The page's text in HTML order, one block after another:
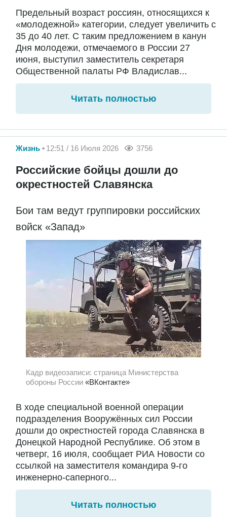
Предельный возраст россиян, относящихся к
«молодежной» категории, следует увеличить с
35 до 40 лет. С таким предложением в канун
Дня молодежи, отмечаемого в России 27
июня, выступил заместитель секретаря
Общественной палаты РФ Владислав...
Читать полностью
Жизнь 12:51 / 16 Июля 2026 3756
Российские бойцы дошли до
окрестностей Славянска
Бои там ведут группировки российских
войск «Запад»
Кадр видеозаписи: страница Министерства
обороны России «ВКонтакте»
В ходе специальной военной операции
подразделения Вооружённых сил России
дошли до окрестностей города Славянска в
Донецкой Народной Республике. Об этом в
четверг, 16 июля, сообщает РИА Новости со
ссылкой на заместителя командира 9-го
инженерно-саперного...
Читать полностью